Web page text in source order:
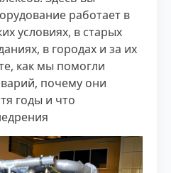
работает в
условиях, в старых
в городах и за их
как мы помогли
почему они
годы и что